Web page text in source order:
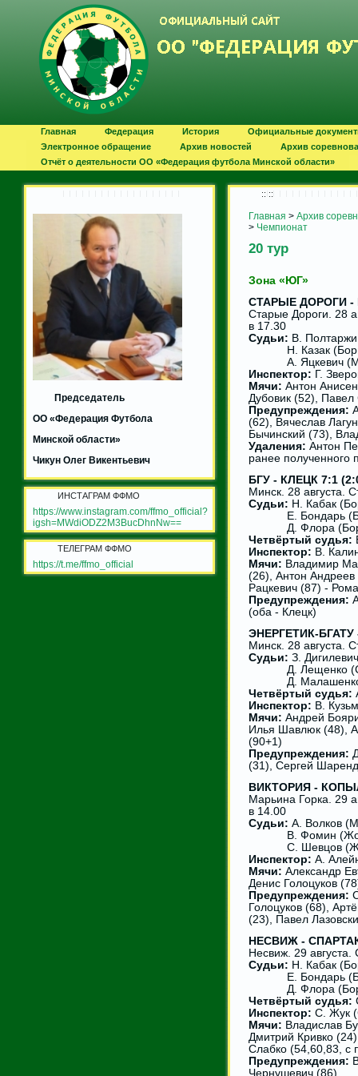
Главная Федерация История
Официальные
Электронное обращение
Архив новостей
Архив
Отчёт о деятельности ОО «Федерация футбола Минской области»
Председатель
ОО «Федерация Футбола
Минской области»
Чикун Олег Викентьевич
ИНСТАГРАМ ФФМО
https://www.instagram.com/ffmo_official?
igsh=MWdiODZ2M3BucDhnNw==
ТЕЛЕГРАМ ФФМО
https://t.me/ffmo_official
:: ::
Главная > Архив
> Чемпионат
20 тур
Зона «ЮГ»
СТАРЫЕ ДОРОГИ -
Старые Дороги. 28
в 17.30
Судьи: В.
Н. Казак
А. Яцкевич
Инспектор: Г.
Мячи: Антон
Дубовик (52),
Предупреждения:
(62), Вячеслав
Бычинский (73),
Удаления: Антон
ранее полученного
БГУ - КЛЕЦК 7:1
Минск. 28 августа.
Судьи: Н. Кабак
Е. Бондарь
Д. Флора
Четвёртый судья:
Инспектор: В.
Мячи: Владимир
(26), Антон
Рацкевич (87) -
Предупреждения:
(оба - Клецк)
ЭНЕРГЕТИК-
Минск. 28 августа.
Судьи: З.
Д. Лещенко
Д. Малашенко
Четвёртый судья:
Инспектор: В.
Мячи: Андрей
Илья Шавлюк (48),
(90+1)
Предупреждения:
(31), Сергей
ВИКТОРИЯ -
Марьина Горка. 29
в 14.00
Судьи: А. Волков
В. Фомин
С. Шевцов
Инспектор: А.
Мячи: Александр
Денис Голоцуков
Предупреждения:
Голоцуков (68),
(23), Павел
НЕСВИЖ -
Несвиж. 29
Судьи: Н. Кабак
Е. Бондарь
Д. Флора
Четвёртый судья:
Инспектор: С. Жук
Мячи: Владислав
Дмитрий Кривко
Слабко (54,60,83, с
Предупреждения:
Чернушевич (86)